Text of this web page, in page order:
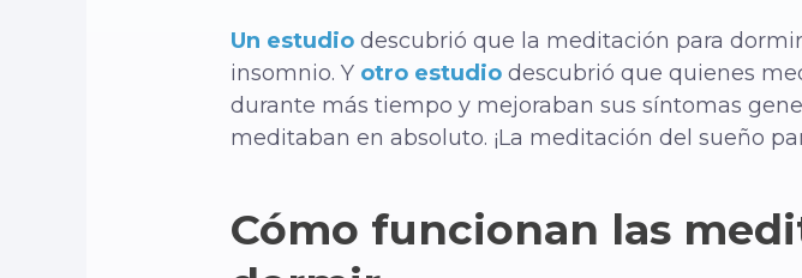
Un estudio descubrió que la meditación para
insomnio. Y otro estudio descubrió que quienes
durante más tiempo y mejoraban sus síntomas
meditaban en absoluto. ¡La meditación del sueño
Cómo funcionan las